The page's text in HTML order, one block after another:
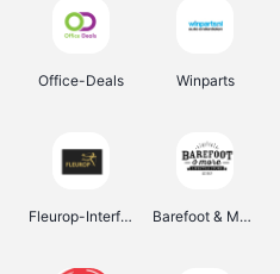
Office-Deals Winparts
Fleurop-Interflora Barefoot & More